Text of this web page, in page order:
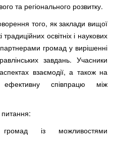
та регіонального розвитку.
того, як заклади вищої
освітніх і наукових
громад у вирішенні
завдань. Учасники
взаємодії, а також на
співпрацю між
із можливостями